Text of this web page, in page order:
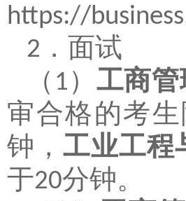
https://
2 ． 面试
（ 1 ） 工商管
审合格的考
钟， 工业工程
于20分钟。